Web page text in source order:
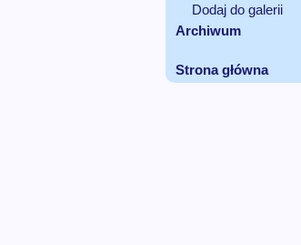
Dodaj do galerii
Archiwum
Strona główna